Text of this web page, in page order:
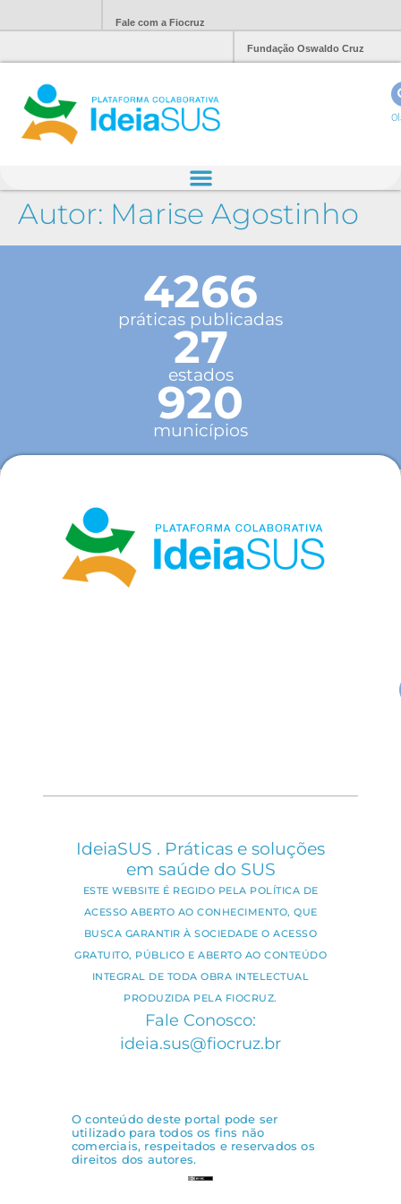
Fale com a Fiocruz
Fundação Oswaldo Cruz
Autor: Marise Agostinho
4266
práticas publicadas
27
estados
920
municípios
IdeiaSUS . Práticas e soluções
em saúde do SUS
ESTE WEBSITE É REGIDO PELA POLÍTICA DE
ACESSO ABERTO AO CONHECIMENTO, QUE
BUSCA GARANTIR À SOCIEDADE O ACESSO
GRATUITO, PÚBLICO E ABERTO AO CONTEÚDO
INTEGRAL DE TODA OBRA INTELECTUAL
PRODUZIDA PELA FIOCRUZ.
Fale Conosco:
ideia.sus@fiocruz.br
O conteúdo deste portal pode ser
utilizado para todos os fins não
comerciais, respeitados e reservados os
direitos dos autores.